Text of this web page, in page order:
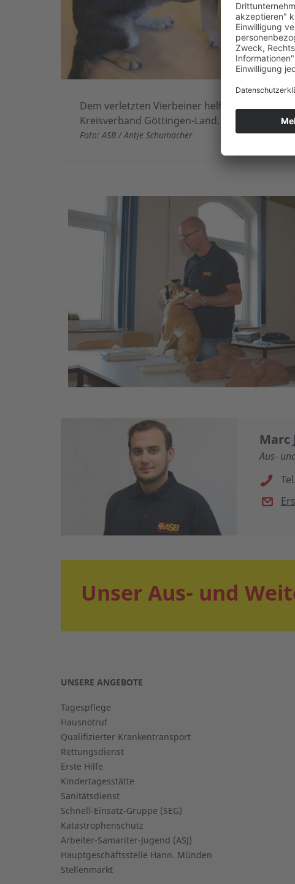
Dem verletzten Vierbeiner helfen: Erste Hilfe
Kreisverband Göttingen-Land.
Foto: ASB / Antje Schumacher
Marc
Aus-
Unser Aus- und
UNSERE ANGEBOTE
Tagespflege
Hausnotruf
Qualifizierter Krankentransport
Rettungsdienst
Erste Hilfe
Kindertagesstätte
Sanitätsdienst
Schnell-Einsatz-Gruppe (SEG)
Katastrophenschutz
Arbeiter-Samariter-Jugend (ASJ)
Hauptgeschäftsstelle Hann. Münden
Stellenmarkt